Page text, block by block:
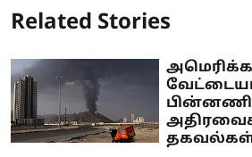
Related Stories